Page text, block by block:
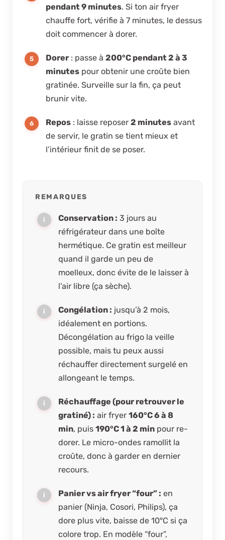
pendant 9 minutes. Si ton air fryer
chauffe fort, vérifie à 7 minutes, le dessus
doit commencer à dorer.
Dorer: passe à 200°C pendant 2 à 3
minutes pour obtenir une croûte bien
gratinée. Surveille sur la fin, ça peut
brunir vite.
Repos : laisse reposer 2 minutes avant
de servir, le gratin se tient mieux et
l’intérieur finit de se poser.
REMARQUES
Conservation : 3 jours au
réfrigérateur dans une boîte
hermétique. Ce gratin est meilleur
quand il garde un peu de
moelleux, donc évite de le laisser à
l’air libre (ça sèche).
Congélation : jusqu’à 2 mois,
idéalement en portions.
Décongélation au frigo la veille
possible, mais tu peux aussi
réchauffer directement surgelé en
allongeant le temps.
Réchauffage (pour retrouver le
gratiné) : air fryer 160°C 6 à 8
min, puis 190°C 1 à 2 min pour re-
dorer. Le micro-ondes ramollit la
croûte, donc à garder en dernier
recours.
Panier vs air fryer “four” : en
panier (Ninja, Cosori, Philips), ça
dore plus vite, baisse de 10°C si ça
colore trop. En modèle “four”,